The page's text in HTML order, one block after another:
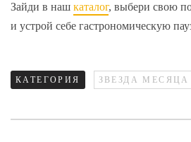
Зайди в наш каталог, выбери свою
и устрой себе гастрономическую
КАТЕГОРИЯ ЗВЕЗДА МЕСЯЦА